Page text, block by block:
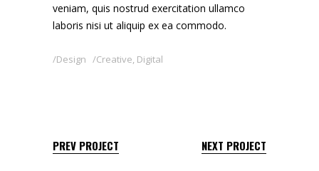
veniam, quis nostrud exercitation ullamco
laboris nisi ut aliquip ex ea commodo.
Design Creative, Digital
PREV PROJECT NEXT PROJECT